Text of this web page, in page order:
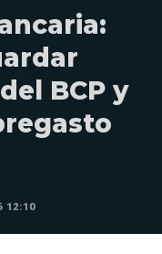
BCP y
12:10